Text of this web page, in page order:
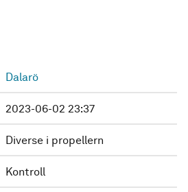
Dalarö
2023-06-02 23:37
Diverse i propellern
Kontroll